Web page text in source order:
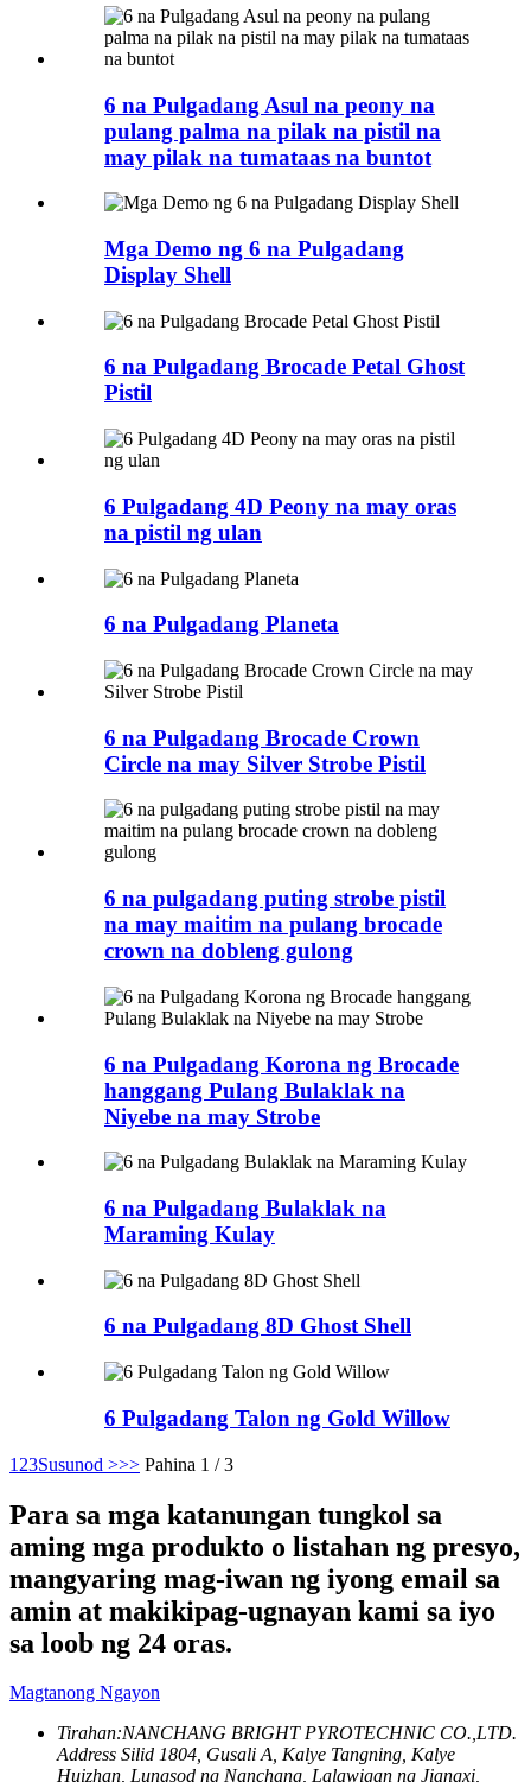
6 na Pulgadang Asul na peony na
pulang palma na pilak na pistil na
may pilak na tumataas na buntot
Mga Demo ng 6 na Pulgadang
Display Shell
6 na Pulgadang Brocade Petal Ghost
Pistil
6 Pulgadang 4D Peony na may oras
na pistil ng ulan
6 na Pulgadang Planeta
6 na Pulgadang Brocade Crown
Circle na may Silver Strobe Pistil
6 na pulgadang puting strobe pistil
na may maitim na pulang brocade
crown na dobleng gulong
6 na Pulgadang Korona ng Brocade
hanggang Pulang Bulaklak na
Niyebe na may Strobe
6 na Pulgadang Bulaklak na
Maraming Kulay
6 na Pulgadang 8D Ghost Shell
6 Pulgadang Talon ng Gold Willow
1 23Susunod >>> Pahina 1 / 3
Para sa mga katanungan tungkol sa
aming mga produkto o listahan ng presyo,
mangyaring mag-iwan ng iyong email sa
amin at makikipag-ugnayan kami sa iyo
sa loob ng 24 oras.
Magtanong Ngayon
Tirahan:NANCHANG BRIGHT PYROTECHNIC CO.,LTD.
Address Silid 1804, Gusali A, Kalye Tangning, Kalye
Huizhan, Lungsod ng Nanchang, Lalawigan ng Jiangxi,